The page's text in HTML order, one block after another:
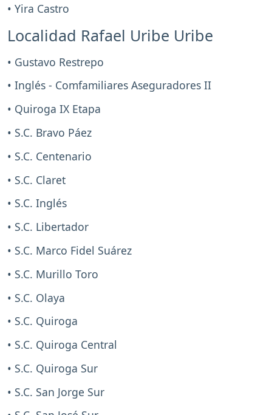
• Yira Castro
Localidad Rafael Uribe Uribe
• Gustavo Restrepo
• Inglés - Comfamiliares Aseguradores II
• Quiroga IX Etapa
• S.C. Bravo Páez
• S.C. Centenario
• S.C. Claret
• S.C. Inglés
• S.C. Libertador
• S.C. Marco Fidel Suárez
• S.C. Murillo Toro
• S.C. Olaya
• S.C. Quiroga
• S.C. Quiroga Central
• S.C. Quiroga Sur
• S.C. San Jorge Sur